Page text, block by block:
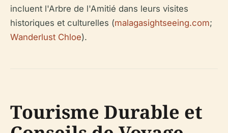
incluent l'Arbre de l'Amitié dans leurs visites
historiques et culturelles (malagasightseeing.com;
Wanderlust Chloe).
Tourisme Durable et